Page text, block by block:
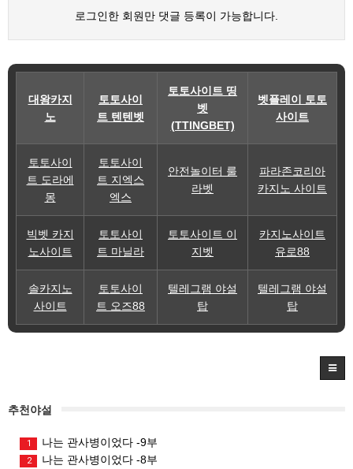
로그인한 회원만 댓글 등록이 가능합니다.
대왕카지
노
토토사이
트 텐텐벳
토토사이트 띵
벳
(TTINGBET)
벳플레이 토토
사이트
토토사이
트 도라에
몽
토토사이
트 지엑스
엑스
안전놀이터 룰
라벳
파라존코리아
카지노 사이트
빅벳 카지
노사이트
토토사이
트 마닐라
토토사이트 이
지벳
카지노사이트
유로88
솔카지노
사이트
토토사이
트 오즈88
텔레그램 야설
탑
텔레그램 야설
탑
추천야설
1 나는 관사병이었다 -9부
2 나는 관사병이었다 -8부